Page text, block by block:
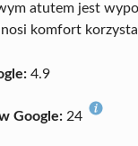
atutem jest
komfort
4.9
Google: 24